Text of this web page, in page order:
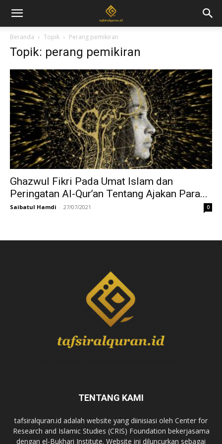
Beranda Topik Perang pemikiran
Topik: perang pemikiran
Ghazwul Fikri Pada Umat Islam dan
Peringatan Al-Qur’an Tentang Ajakan Para...
Saibatul Hamdi - 27/07/2021 0
TENTANG KAMI
tafsiralquran.id adalah website yang diinisiasi oleh Center for
Research and Islamic Studies (CRIS) Foundation bekerjasama
dengan el-Bukhari Institute. Website ini diluncurkan sebagai